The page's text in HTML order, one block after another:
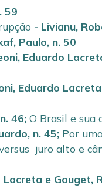
59
- Livianu,
Paulo, n. 50
Eduardo
Eduardo Lacreta
n. 46;O Brasil e sua
, n. 45; Por
juro alto e
Lacreta e Gouget,